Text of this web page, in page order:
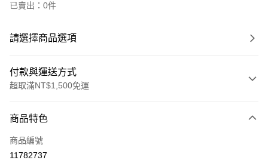
已賣出：0件
請選擇商品選項
付款與運送方式
超取滿NT$1,500免運
信用卡一次付款
信用卡分期付款
商品特色
商品編號
11782737